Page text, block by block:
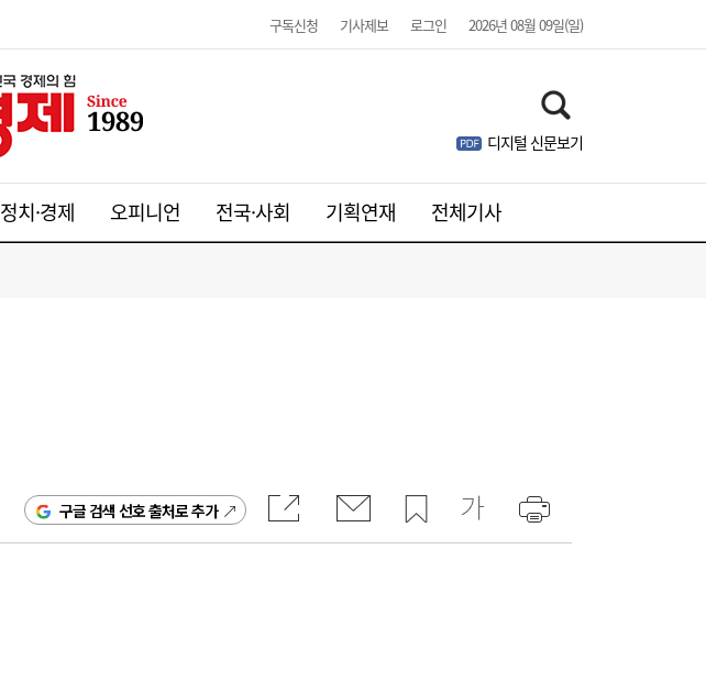
구독신청 기사제보 로그인 2026년 08월 09일(일)
디지털 신문보기
정치·경제 오피니언 전국·사회 기획연재 전체기사
구글 검색 선호 출처로 추가